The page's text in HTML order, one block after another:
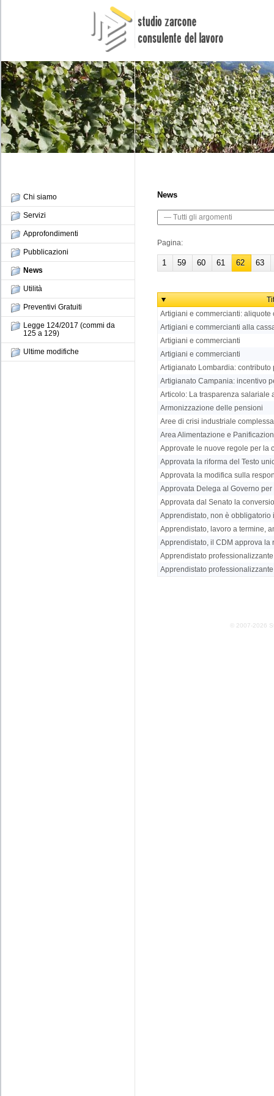
Chi siamo
Servizi
Approfondimenti
Pubblicazioni
News
Utilità
Preventivi Gratuiti
Legge 124/2017 (commi da
125 a 129)
Ultime modifiche
News
Pagina:
1 59 60 61 62 63
Artigiani e commercianti: aliquote
Artigiani e commercianti alla
Artigiani e commercianti
Artigiani e commercianti
Artigianato Lombardia: contributo
Artigianato Campania: incentivo
Articolo: La trasparenza salariale
Armonizzazione delle pensioni
Aree di crisi industriale
Area Alimentazione e
Approvate le nuove regole per la
Approvata la riforma del Testo
Approvata la modifica sulla
Approvata Delega al Governo
Approvata dal Senato la
Apprendistato, non è obbligatorio
Apprendistato, lavoro a termine,
Apprendistato, il CDM approva la
Apprendistato
Apprendistato professionalizzante
© 2007-2026